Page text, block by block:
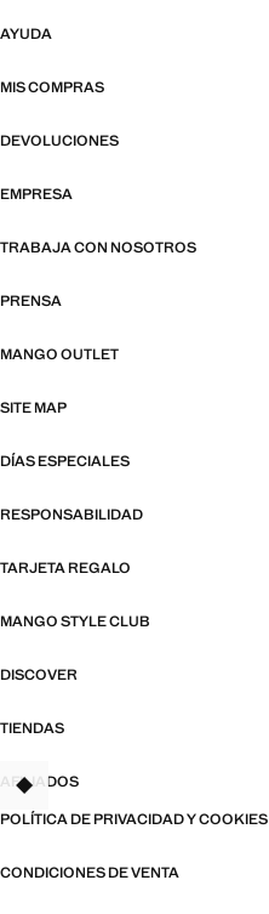
AYUDA
MIS COMPRAS
DEVOLUCIONES
EMPRESA
TRABAJA CON NOSOTROS
PRENSA
MANGO OUTLET
SITE MAP
DÍAS ESPECIALES
RESPONSABILIDAD
TARJETA REGALO
MANGO STYLE CLUB
DISCOVER
TIENDAS
AFILIADOS
POLÍTICA DE PRIVACIDAD Y COOKIES
CONDICIONES DE VENTA